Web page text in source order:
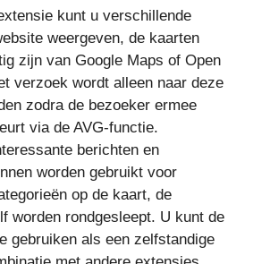
kunt u verschillende
weergeven, de kaarten
zijn van Google Maps of Open
verzoek wordt alleen naar deze
zodra de bezoeker ermee
via de AVG-functie.
berichten en
worden gebruikt voor
op de kaart, de
worden rondgesleept. U kunt de
gebruiken als een zelfstandige